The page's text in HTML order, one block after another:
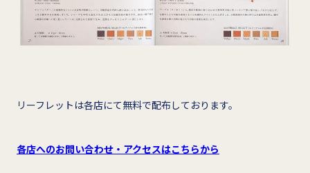
リーフレットは各店にて無料で配布しております。
各店へのお問い合わせ・アクセスはこちらから